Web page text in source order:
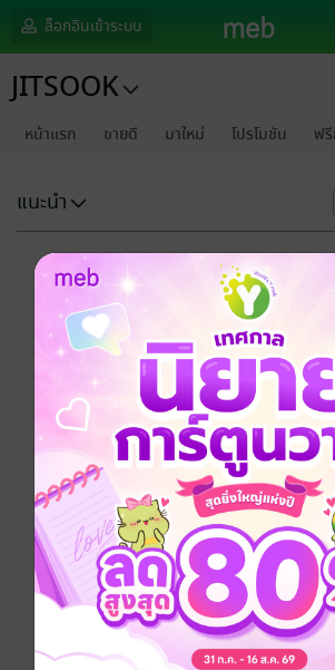
ล็อกอินเข้าระบบ
JITSOOK
หน้าแรก ขายดี มาใหม่ โปรโมชัน ฟ
แนะนำ
ขออภัยด้วยนะ
ไม่พบข้อมูลในหัวข้อที่คุณกำลัง